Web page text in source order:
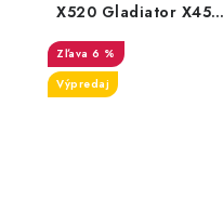
X520 Gladiator X450
X520
6 %
Výpredaj